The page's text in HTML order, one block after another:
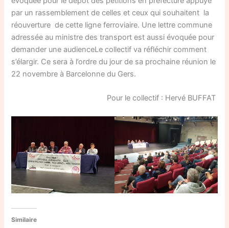
par un rassemblement de celles et ceux qui souhaitent la
réouverture de cette ligne ferroviaire. Une lettre commune
adressée au ministre des transport est aussi évoquée pour
demander une audienceLe collectif va réfléchir comment
s’élargir. Ce sera à l’ordre du jour de sa prochaine réunion le
22 novembre à Barcelonne du Gers.
Pour le collectif : Hervé BUFFAT
Similaire